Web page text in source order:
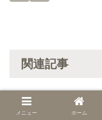
関連記事
日替わり討伐
メニュー ホーム